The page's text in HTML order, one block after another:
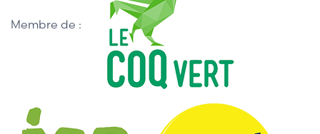
Membre de :